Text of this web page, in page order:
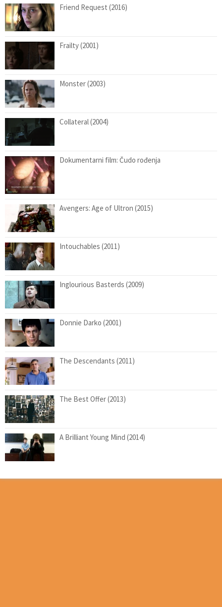
Friend Request (2016)
Frailty (2001)
Monster (2003)
Collateral (2004)
Dokumentarni film: Čudo rođenja
Avengers: Age of Ultron (2015)
Intouchables (2011)
Inglourious Basterds (2009)
Donnie Darko (2001)
The Descendants (2011)
The Best Offer (2013)
A Brilliant Young Mind (2014)